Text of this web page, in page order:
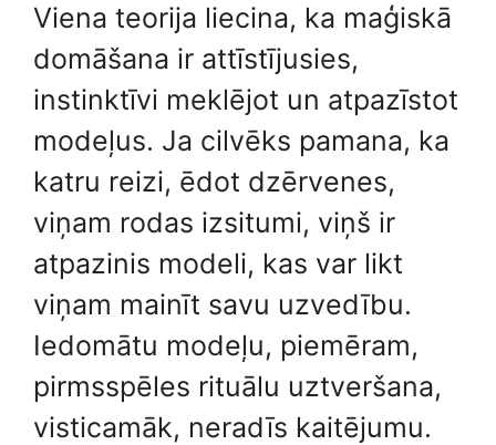
Viena teorija liecina, ka maģiskā
domāšana ir attīstījusies,
instinktīvi meklējot un atpazīstot
modeļus. Ja cilvēks pamana, ka
katru reizi, ēdot dzērvenes,
viņam rodas izsitumi, viņš ir
atpazinis modeli, kas var likt
viņam mainīt savu uzvedību.
Iedomātu modeļu, piemēram,
pirmsspēles rituālu uztveršana,
visticamāk, neradīs kaitējumu.